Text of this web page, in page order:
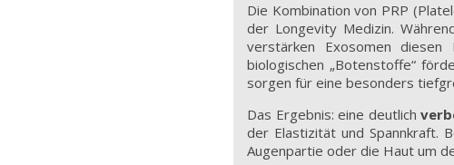
Die Kombination von PRP
der Longevity Medizin.
verstärken Exosomen
biologischen „Botenstoffe“
sorgen für eine besonders
Das Ergebnis: eine deutlich
der Elastizität und Spannkraft.
Augenpartie oder die Haut um